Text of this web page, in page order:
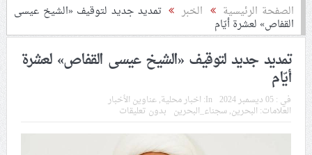
ملفّ إنسانيّ مؤلم.. الأسيرات الفلسطينيّات بين القمع
والإهمال الطبي
55 مأتمًا وحسينيّة يعترضون على الإجراءات القمعيّة للنظام
ويعتقل العشرات من الشبّان
الصفحة الرئيسية الخبر تمديد جديد لتوقيف «الشيخ عيسى
القفاص» لعشرة أيّام
تمديد جديد لتوقيف «الشيخ عيسى القفاص» لعشرة
أيّام
في :05 ديسمبر 2024 In: اخبار محلية,عناوين الأخبار
العلامات: البحرين,سجناء_البحرين بدون تعليقات